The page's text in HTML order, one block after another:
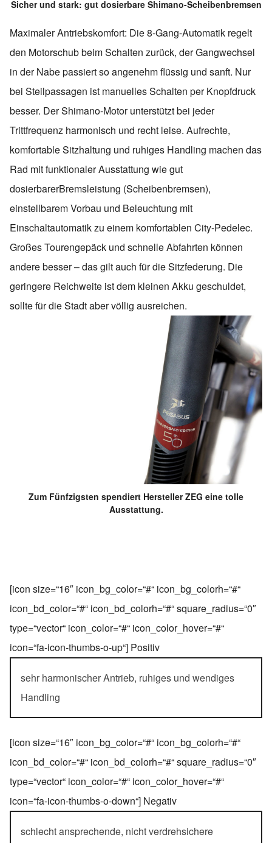
Sicher und stark: gut dosierbare Shimano-Scheibenbremsen
Maximaler Antriebskomfort: Die 8-Gang-Automatik regelt
den Motorschub beim Schalten zurück, der Gangwechsel
in der Nabe passiert so angenehm flüssig und sanft. Nur
bei Steilpassagen ist manuelles Schalten per Knopfdruck
besser. Der Shimano-Motor unterstützt bei jeder
Trittfrequenz harmonisch und recht leise. Aufrechte,
komfortable Sitzhaltung und ruhiges Handling machen das
Rad mit funktionaler Ausstattung wie gut
dosierbarerBremsleistung (Scheibenbremsen),
einstellbarem Vorbau und Beleuchtung mit
Einschaltautomatik zu einem komfortablen City-Pedelec.
Großes Tourengepäck und schnelle Abfahrten können
andere besser – das gilt auch für die Sitzfederung. Die
geringere Reichweite ist dem kleinen Akku geschuldet,
sollte für die Stadt aber völlig ausreichen.
Zum Fünfzigsten spendiert Hersteller ZEG eine tolle
Ausstattung.
[icon size=“16″ icon_bg_color=“#“ icon_bg_colorh=“#“
icon_bd_color=“#“ icon_bd_colorh=“#“ square_radius=“0″
type=“vector“ icon_color=“#“ icon_color_hover=“#“
icon=“fa-icon-thumbs-o-up“] Positiv
sehr harmonischer Antrieb, ruhiges und wendiges
Handling
[icon size=“16″ icon_bg_color=“#“ icon_bg_colorh=“#“
icon_bd_color=“#“ icon_bd_colorh=“#“ square_radius=“0″
type=“vector“ icon_color=“#“ icon_color_hover=“#“
icon=“fa-icon-thumbs-o-down“] Negativ
schlecht ansprechende, nicht verdrehsichere